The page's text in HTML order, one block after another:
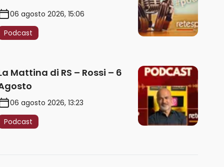
06 agosto 2026, 15:06
Podcast
Mattina di RS – Rossi – 6
06 agosto 2026, 13:23
Podcast